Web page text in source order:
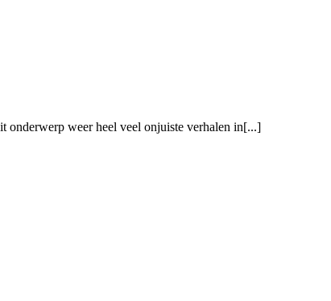
onderwerp weer heel veel onjuiste verhalen in[...]